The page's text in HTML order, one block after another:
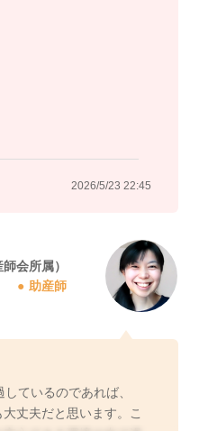
2026/5/23 22:45
会所属）
助産師
ているのであれば、
丈夫だと思います。こ